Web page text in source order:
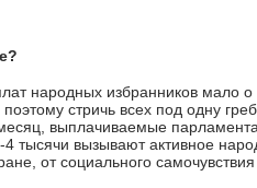
народных избранников мало о
стричь всех под одну
выплачиваемые
тысячи вызывают активное
от социального
Выращивать марихуану -
стратегия от Жанны